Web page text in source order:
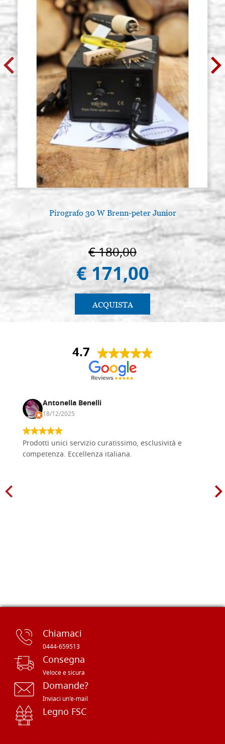
Pirografo 30 W Brenn-peter Junior
€ 180,00
€ 171,00
ACQUISTA
4.7
Antonella Benelli
18/12/2025
Prodotti unici servizio curatissimo, esclusività e
competenza. Eccellenza italiana.
Chiamaci
0444-659513
Consegna
Veloce e sicura
Domande?
Inviaci un'e-mail
Legno FSC